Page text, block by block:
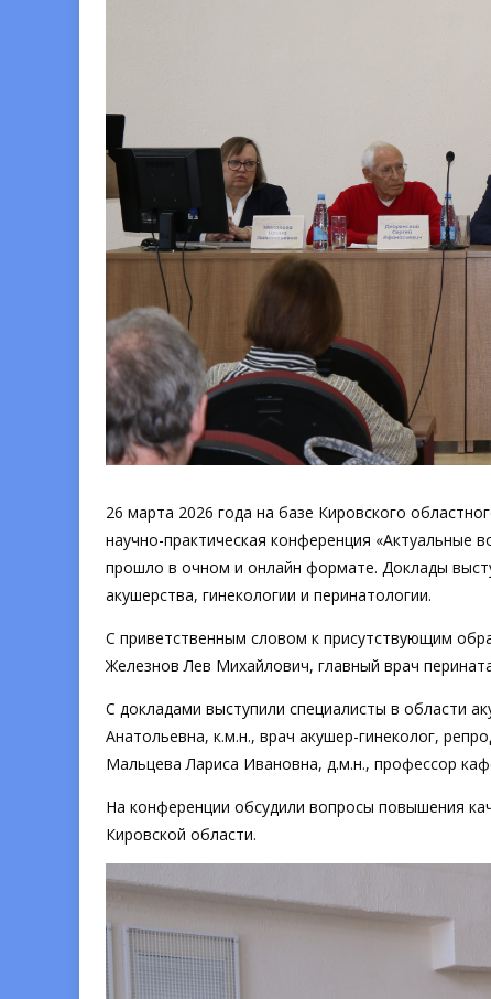
26 марта 2026 года на базе Кировского
научно-практическая конференция «Актуальные
прошло в очном и онлайн формате. Доклады
акушерства, гинекологии и перинатологии.
С приветственным словом к присутствующим
Железнов Лев Михайлович, главный врач
С докладами выступили специалисты в области
Анатольевна, к.м.н., врач акушер-гинеколог,
Мальцева Лариса Ивановна, д.м.н., профессор
На конференции обсудили вопросы повышения
Кировской области.